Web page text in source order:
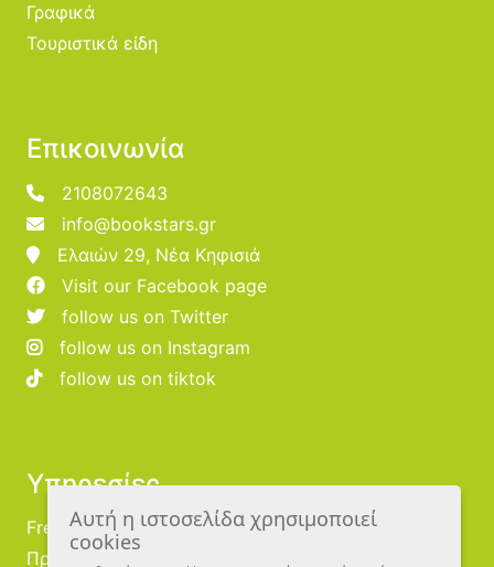
Γραφικά
Τουριστικά είδη
Επικοινωνία
2108072643
info@bookstars.gr
Ελαιών 29, Νέα Κηφισιά
Visit our Facebook page
follow us on Twitter
follow us on Instagram
follow us on tiktok
Υπηρεσίες
Free Publishing
Προμηθευτές
Αυτή η ιστοσελίδα χρησιμοποιεί
cookies